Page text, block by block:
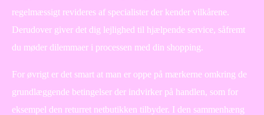
regelmæssigt revideres af specialister der kender vilkårene.
Derudover giver det dig lejlighed til hjælpende service, såfremt
du møder dilemmaer i processen med din shopping.
For øvrigt er det smart at man er oppe på mærkerne omkring de
grundlæggende betingelser der indvirker på handlen, som for
eksempel den returret netbutikken tilbyder. I den sammenhæng